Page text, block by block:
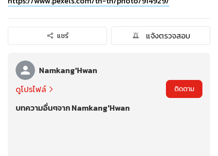
แชร์ แจ้งตรวจสอบ
Namkang'Hwan
ดูโปรไฟล์
ติดตาม
บทความอื่นๆจาก Namkang'Hwan